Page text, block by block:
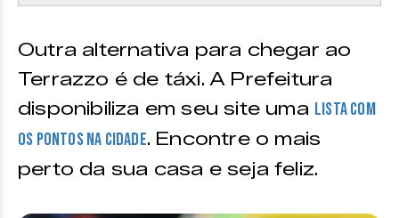
Outra alternativa para chegar ao
Terrazzo é de táxi. A Prefeitura
disponibiliza em seu site uma lista com
os pontos na cidade. Encontre o mais
perto da sua casa e seja feliz.